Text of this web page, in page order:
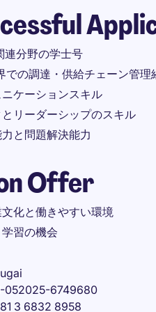
連分野の学士号
での調達・供給チェーン管理
ケーションスキル
リーダーシップのスキル
と問題解決能力
Offer
化と働きやすい環境
習の機会
052025-6749680
3 6832 8958